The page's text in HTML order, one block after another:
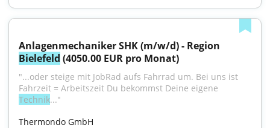
Bielefeld (4050.00 EUR pro Monat)
"...oder steige mit JobRad aufs Fahrrad um. Bei uns ist
Technik..."
Thermondo GmbH